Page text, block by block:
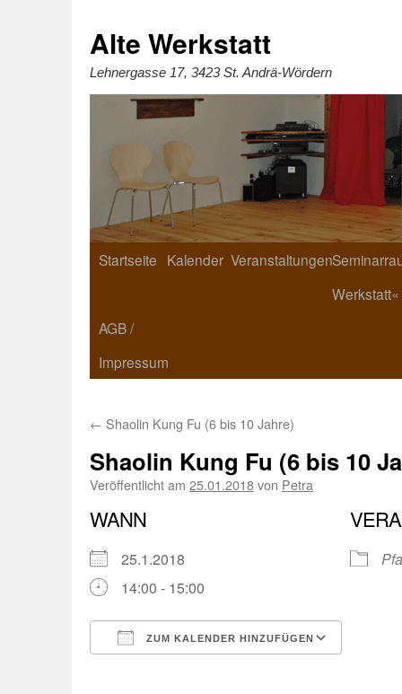
Alte Werkstatt
Lehnergasse 17, 3423 St. Andrä-Wördern
Startseite Kalender Veranstaltungen
Werkstatt«
AGB /
Impressum
← Shaolin Kung Fu (6 bis 10 Jahre)
Shaolin Kung Fu (6 bis 10
Veröffentlicht am 25.01.2018von Petra
WANN
25.1.2018
14:00 - 15:00
ZUM KALENDER HINZUFÜGEN